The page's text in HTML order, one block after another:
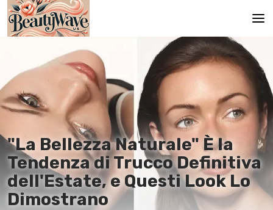
Pagina principale
Es
It
De
"La Bellezza Naturale" È la
Tendenza di Trucco Definitiva
dell'Estate, e Questi Look Lo
Dimostrano